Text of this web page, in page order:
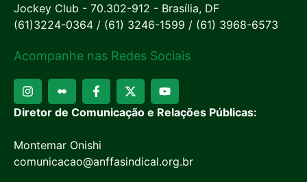
Jockey Club - 70.302-912 - Brasília, DF
(61)3224-0364 / (61) 3246-1599 / (61) 3968-6573
Acompanhe nas Redes Sociais
Diretor de Comunicação e Relações Públicas:
Montemar Onishi
comunicacao@anffasindical.org.br